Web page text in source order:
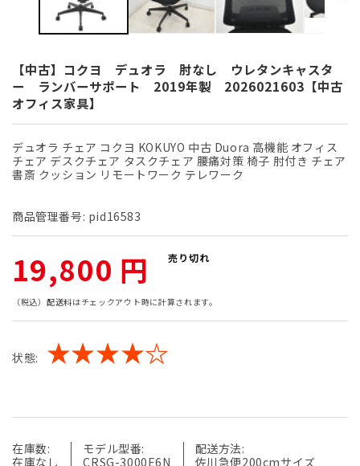
(1)
を
開
く
【中古】コクヨ デュオラ 肘なし ウレタンキャスタ
ー ランバーサポート 2019年製 2026021603【中古
オフィス家具】
デュオラ チェア コクヨ KOKUYO 中古 Duora 高機能 オフィス
チェア デスクチェア タスクチェア 腰痛対策 椅子 肘付き チェア
書斎 クッション リモートワーク テレワーク
商品管理番号: pid16583
通
常
価
19,800 円 売り切れ
（税込） 配送料はチェックアウト時に計算されます。
状態: ★★★★☆
在庫数:
在庫なし
モデル型番:
CRSG-3000E6N
配送方法:
佐川急便200cmサイズ